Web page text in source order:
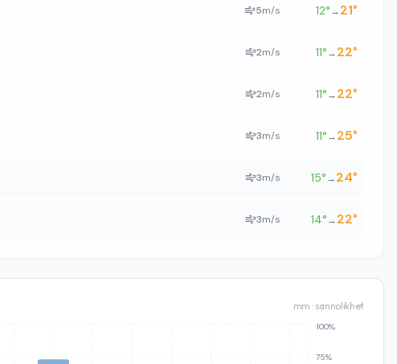
5m/s 12°→21°
2m/s 11°→22°
2m/s 11°→22°
3m/s 11°→25°
3m/s 15°→24°
3m/s 14°→22°
mm · sannolikhet
75%
100%